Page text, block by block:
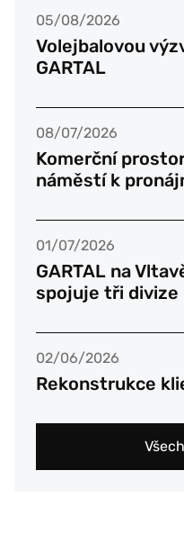
05/08/2026
Volejbalovou
GARTAL
08/07/2026
Komerční
náměstí k
01/07/2026
GARTAL na
spojuje tři divize
02/06/2026
Rekonstrukce